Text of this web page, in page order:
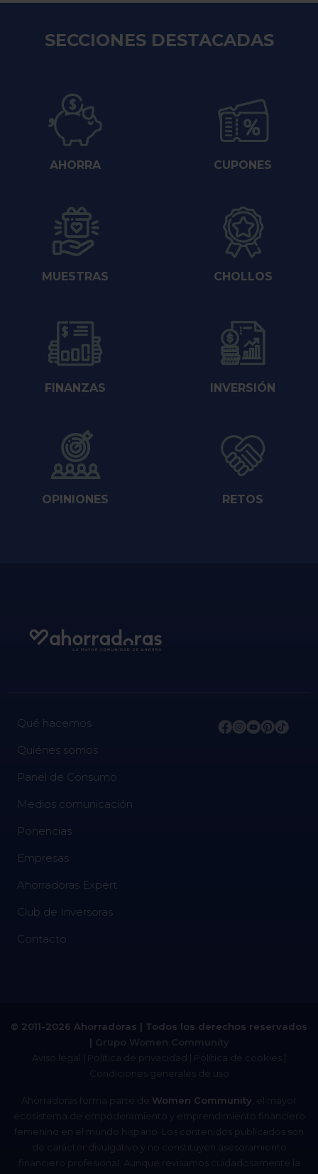
SECCIONES DESTACADAS
AHORRA CUPONES
MUESTRAS CHOLLOS
FINANZAS INVERSIÓN
OPINIONES RETOS
Qué hacemos
Quiénes somos
Panel de Consumo
Medios comunicación
Ponencias
Empresas
Ahorradoras Expert
Club de Inversoras
Contacto
© 2011-2026 Ahorradoras | Todos los derechos reservados
| Grupo Women Community
Aviso legal
Política de privacidad Política de cookies
Condiciones generales de uso
Ahorradoras forma parte de Women Community , el mayor
ecosistema de empoderamiento y emprendimiento financiero
femenino en el mundo hispano. Los contenidos publicados son
de carácter divulgativo y no constituyen asesoramiento
financiero profesional. Aunque revisamos cuidadosamente la